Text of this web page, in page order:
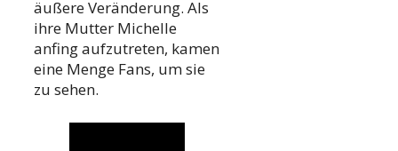
äußere Veränderung. Als
ihre Mutter Michelle
anfing aufzutreten, kamen
eine Menge Fans, um sie
zu sehen.